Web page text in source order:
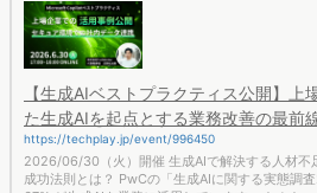
た生成AIを起点とする業務改善の最前
https://techplay.jp/event/996450
2026/06/30（火）開催 生成AIで解決する人材不
成功法則とは？ PwCの「生成AIに関する実態調
67% が生成AIを業務に活用しています。 しかし